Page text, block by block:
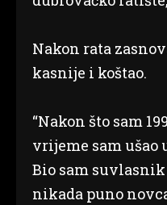
Nakon rata
kasnije i koštao.
“Nakon što sam
vrijeme sam
Bio sam
nikada puno